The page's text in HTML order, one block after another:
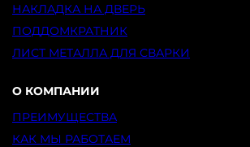
НАКЛАДКА НА ДВЕРЬ
ПОДДОМКРАТНИК
ЛИСТ МЕТАЛЛА ДЛЯ СВАРКИ
О КОМПАНИИ
ПРЕИМУЩЕСТВА
КАК МЫ РАБОТАЕМ